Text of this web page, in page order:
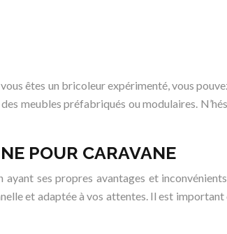
êtes un bricoleur expérimenté, vous
meubles préfabriqués ou modulaires.
POUR CARAVANE
ses propres avantages et
et adaptée à vos attentes. Il est